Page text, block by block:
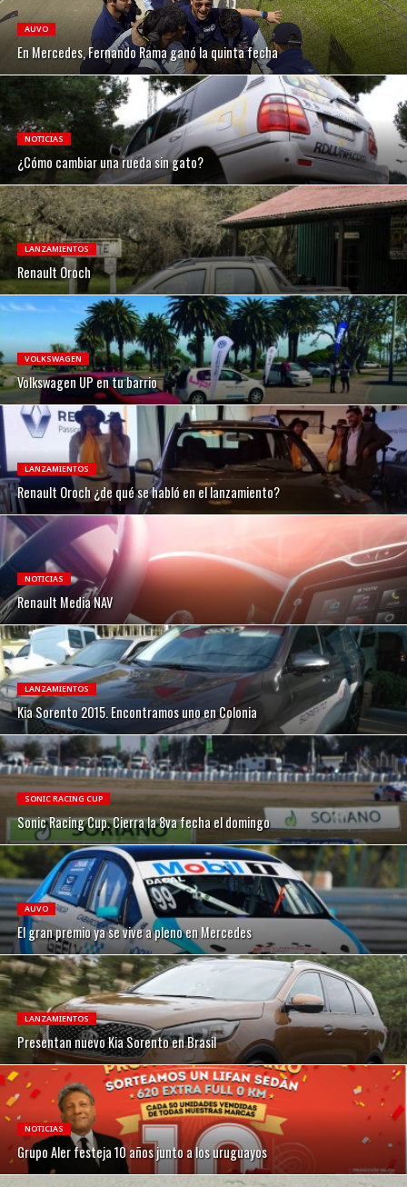
AUVO
En Mercedes, Fernando Rama ganó la quinta fecha
NOTICIAS
¿Cómo cambiar una rueda sin gato?
LANZAMIENTOS
Renault Oroch
VOLKSWAGEN
Volkswagen UP en tu barrio
LANZAMIENTOS
Renault Oroch ¿de qué se habló en el lanzamiento?
NOTICIAS
Renault Media NAV
LANZAMIENTOS
Kia Sorento 2015. Encontramos uno en Colonia
SONIC RACING CUP
Sonic Racing Cup. Cierra la 8va fecha el domingo
AUVO
El gran premio ya se vive a pleno en Mercedes
LANZAMIENTOS
Presentan nuevo Kia Sorento en Brasil
NOTICIAS
Grupo Aler festeja 10 años junto a los uruguayos